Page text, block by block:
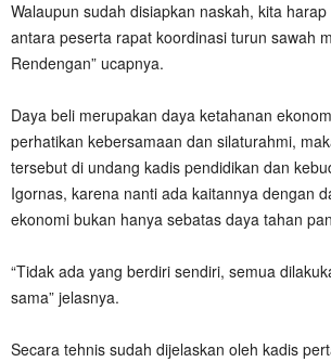
Walaupun sudah disiapkan naskah, kita
antara peserta rapat koordinasi turun sawah
Rendengan” ucapnya.
Daya beli merupakan daya ketahanan
perhatikan kebersamaan dan silaturahmi,
tersebut di undang kadis pendidikan dan
Igornas, karena nanti ada kaitannya dengan
ekonomi bukan hanya sebatas daya tahan
“Tidak ada yang berdiri sendiri, semua
sama” jelasnya.
Secara tehnis sudah dijelaskan oleh kadis